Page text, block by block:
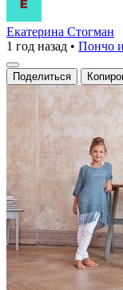
Трикотажное
платье
с
ажурной
вязкой
и
бахромой
на
подоле
Екатерина Стогман
1 год назад • Пончо
Поделиться